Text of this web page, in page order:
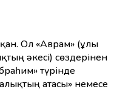
Ол «Аврам» (ұлы
әкесі) сөздерінен
түрінде
атасы» немесе